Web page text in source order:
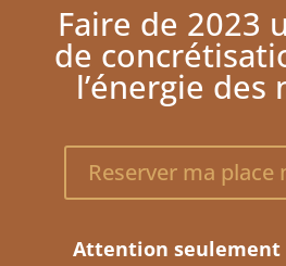
Faire de 2023
de
l’énergie des
Reserver ma
Attention seulement